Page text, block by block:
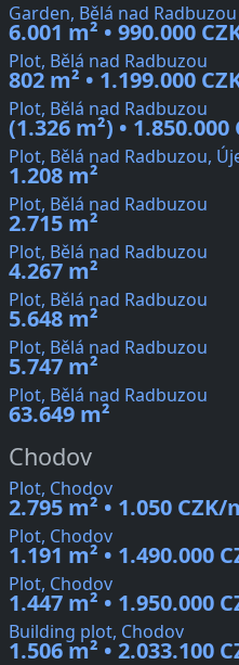
Garden, Bělá nad Radbuzou
6.001 m² • 990.000
Plot, Bělá nad Radbuzou
802 m² • 1.199.000
Plot, Bělá nad Radbuzou
(1.326 m²) • 1.850.000
Plot, Bělá nad Radbuzou,
1.208 m²
Plot, Bělá nad Radbuzou
2.715 m²
Plot, Bělá nad Radbuzou
4.267 m²
Plot, Bělá nad Radbuzou
5.648 m²
Plot, Bělá nad Radbuzou
5.747 m²
Plot, Bělá nad Radbuzou
63.649 m²
Chodov
Plot, Chodov
2.795 m² • 1.050 CZK/
Plot, Chodov
1.191 m² • 1.490.000
Plot, Chodov
1.447 m² • 1.950.000
Building plot, Chodov
1.506 m² • 2.033.100